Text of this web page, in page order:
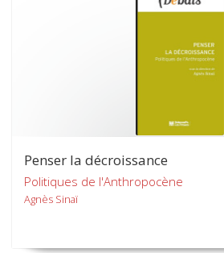
Penser la décroissance
Politiques de l'Anthropocène
Agnès Sinaï